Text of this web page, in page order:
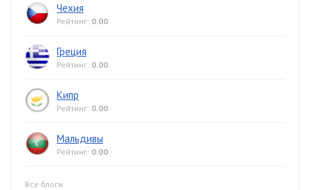
Чехия
Рейтинг: 0.00
Греция
Рейтинг: 0.00
Кипр
Рейтинг: 0.00
Мальдивы
Рейтинг: 0.00
Все блоги